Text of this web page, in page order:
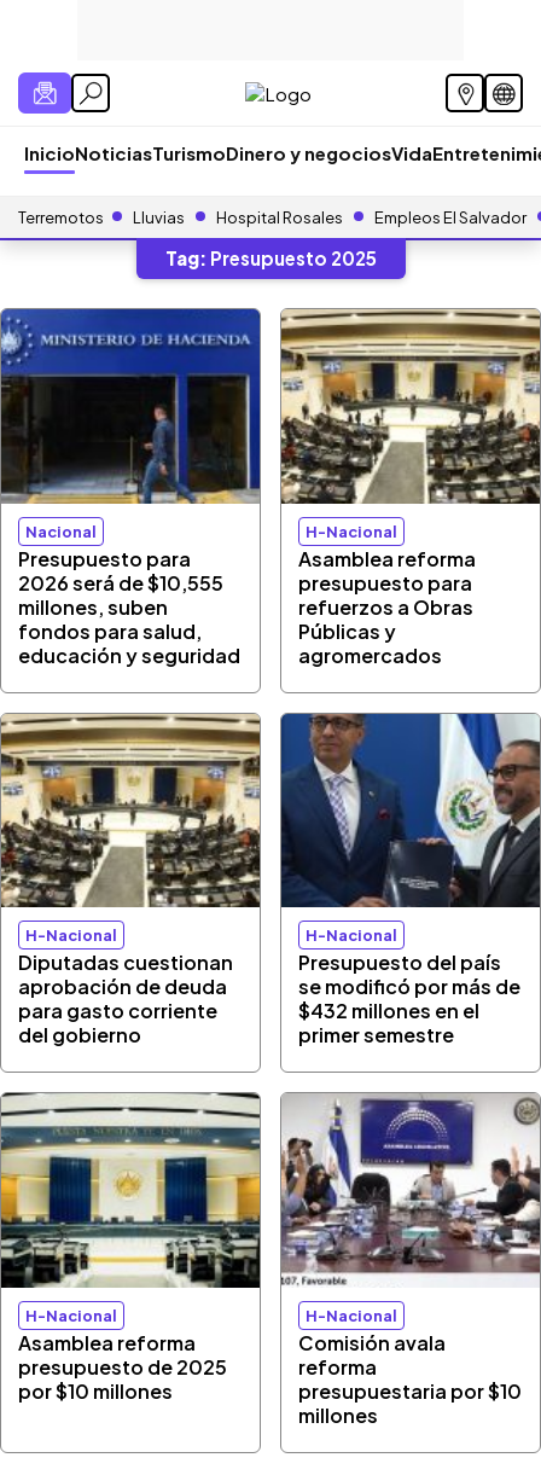
InicioNoticiasTurismoDinero y negociosVida
Terremotos Lluvias Hospital Rosales Empleos El Salvador
Tag: Presupuesto 2025
Nacional
Presupuesto para
2026 será de $10,555
millones, suben
fondos para salud,
educación y seguridad
H-Nacional
Asamblea reforma
presupuesto para
refuerzos a Obras
Públicas y
agromercados
H-Nacional
Diputadas cuestionan
aprobación de deuda
para gasto corriente
del gobierno
H-Nacional
Presupuesto del país
se modificó por más de
$432 millones en el
primer semestre
H-Nacional
Asamblea reforma
presupuesto de 2025
por $10 millones
H-Nacional
Comisión avala
reforma
presupuestaria por $10
millones